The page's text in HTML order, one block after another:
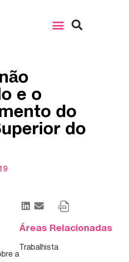
e o
do
do
a
Áreas Relacionadas
Trabalhista